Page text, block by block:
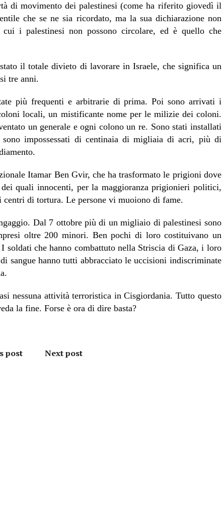
di movimento dei palestinesi (come ha riferito giovedì il
che se ne sia ricordato, ma la sua dichiarazione non
i palestinesi non possono circolare, ed è quello che
il totale divieto di lavorare in Israele, che significa un
tre anni.
più frequenti e arbitrarie di prima. Poi sono arrivati i
locali, un mistificante nome per le milizie dei coloni.
un generale e ogni colono un re. Sono stati installati
impossessati di centinaia di migliaia di acri, più di
Itamar Ben Gvir, che ha trasformato le prigioni dove
quali innocenti, per la maggioranza prigionieri politici,
centri di tortura. Le persone vi muoiono di fame.
Dal 7 ottobre più di un migliaio di palestinesi sono
oltre 200 minori. Ben pochi di loro costituivano un
soldati che hanno combattuto nella Striscia di Gaza, i loro
sangue hanno tutti abbracciato le uccisioni indiscriminate
nessuna attività terroristica in Cisgiordania. Tutto questo
la fine. Forse è ora di dire basta?
post Next post